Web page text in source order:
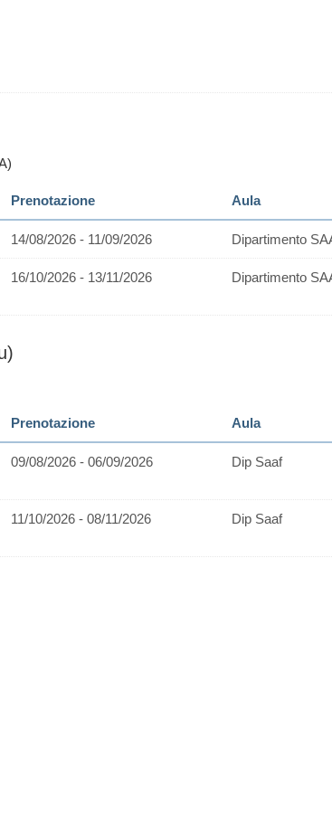
Prenotazione Aula
14/08/2026 - 11/09/2026 Dipartimento
16/10/2026 - 13/11/2026 Dipartimento
Prenotazione Aula
09/08/2026 - 06/09/2026 Dip Saaf
11/10/2026 - 08/11/2026 Dip Saaf